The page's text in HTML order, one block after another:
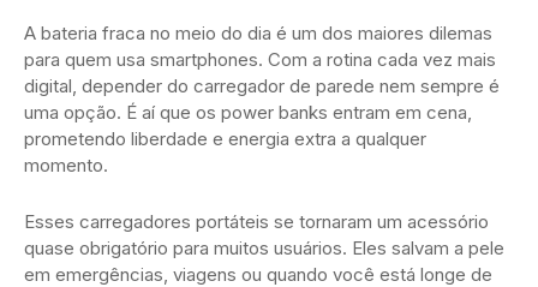
A bateria fraca no meio do dia é um dos maiores dilemas
para quem usa smartphones. Com a rotina cada vez mais
digital, depender do carregador de parede nem sempre é
uma opção. É aí que os power banks entram em cena,
prometendo liberdade e energia extra a qualquer
momento.
Esses carregadores portáteis se tornaram um acessório
quase obrigatório para muitos usuários. Eles salvam a pele
em emergências, viagens ou quando você está longe de